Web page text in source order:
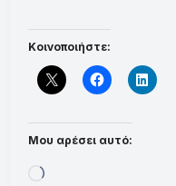
Κοινοποιήστε:
Μου αρέσει αυτό:
Loading…